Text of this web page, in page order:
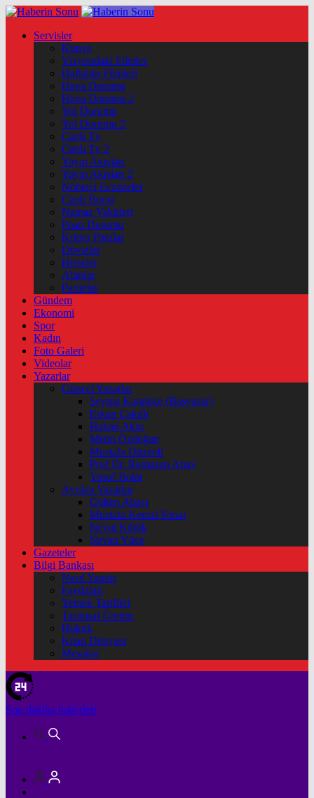
Servisler
Künye
Vizyondaki Filmler
Haftanin Filmleri
Hava Durumu
Hava Durumu 2
Yol Durumu
Yol Durumu 2
Canlı Tv
Canlı Tv 2
Yayın Akışları
Yayın Akışları 2
Nöbetçi Eczaneler
Canlı Borsa
Namaz Vakitleri
Puan Durumu
Kripto Paralar
Dövizler
Hisseler
Altınlar
Pariteler
Gündem
Ekonomi
Spor
Kadın
Foto Galeri
Videolar
Yazarlar
Güncel Yazarlar
Şeyma Karateke (Başyazar)
Erkan Çakıllı
Hakan Akın
Metin Özdoğan
Mustafa Düzenli
Prof Dr. Ramazan Abay
Yusuf Bolat
Ayrılan Yazarlar
Gülten Abacı
Mustafa Kemal Yonat
Neval Kütük
Şirvan Yüce
Gazeteler
Bilgi Bankası
Nasıl Yapılır
Faydaları
Yemek Tarifleri
Tarımsal Üretim
Hukuk
Kitap Dünyası
Mesajlar
Son dakika haberleri